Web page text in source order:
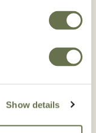
Show details